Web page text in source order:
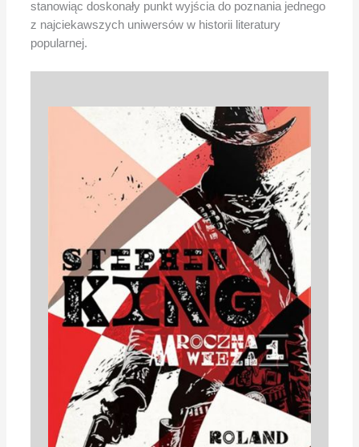
stanowiąc doskonały punkt wyjścia do poznania jednego
z najciekawszych uniwersów w historii literatury
popularnej.